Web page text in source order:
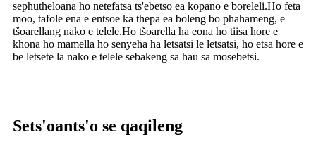
sephutheloana ho netefatsa ts'ebetso ea kopano e boreleli.Ho feta
moo, tafole ena e entsoe ka thepa ea boleng bo phahameng, e
tšoarellang nako e telele.Ho tšoarella ha eona ho tiisa hore e
khona ho mamella ho senyeha ha letsatsi le letsatsi, ho etsa hore e
be letsete la nako e telele sebakeng sa hau sa mosebetsi.
Sets'oants'o se qaqileng